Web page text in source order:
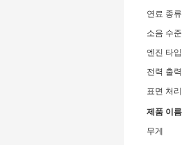
연료 종류
소음 수준
엔진 타입
전력 출력
표면 처리
제품 이름
무게